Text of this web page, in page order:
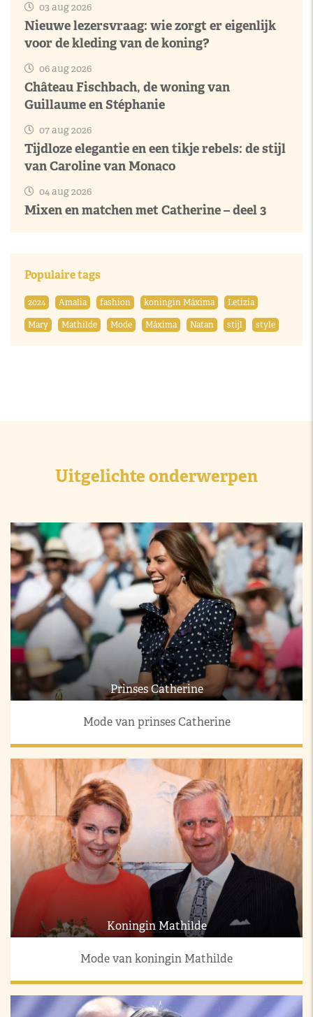
03 aug 2026
Nieuwe lezersvraag: wie zorgt er eigenlijk
voor de kleding van de koning?
06 aug 2026
Château Fischbach, de woning van
Guillaume en Stéphanie
07 aug 2026
Tijdloze elegantie en een tikje rebels: de stijl
van Caroline van Monaco
04 aug 2026
Mixen en matchen met Catherine – deel 3
Populaire tags
2024 Amalia fashion koningin Máxima
Letizia
Mary
Mathilde Mode Máxima Natan stijl style
Uitgelichte onderwerpen
Prinses Catherine
Mode van prinses Catherine
Koningin Mathilde
Mode van koningin Mathilde